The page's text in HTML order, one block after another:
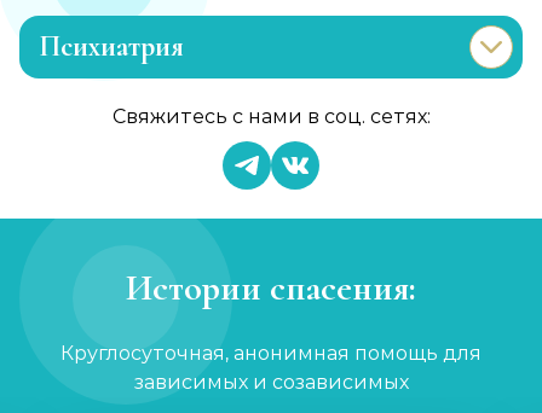
Психиатрия
Скорая психиатрическая помощь
от 3 600 ₽ Записаться
Свяжитесь с нами в соц. сетях:
Истории спасения:
Круглосуточная, анонимная помощь для
зависимых и созависимых